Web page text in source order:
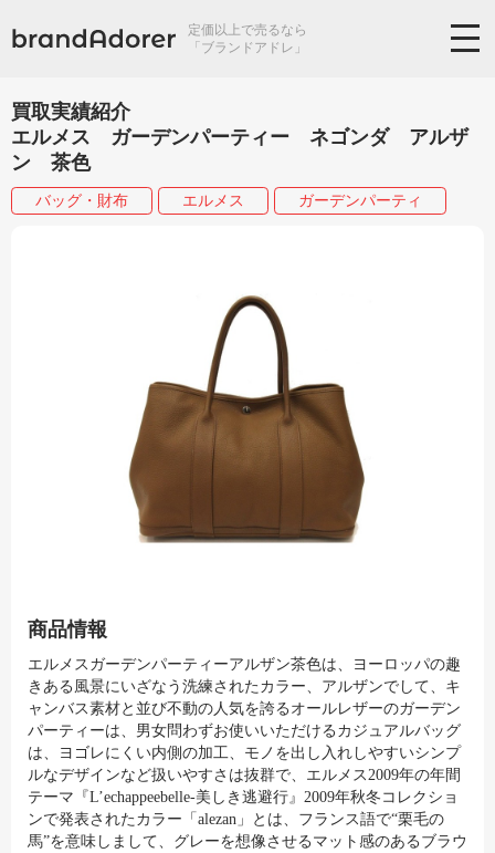
定価以上で売るなら
「ブランドアドレ」
買取実績紹介
エルメス ガーデンパーティー ネゴンダ アルザ
ン 茶色
バッグ・財布 エルメス ガーデンパーティ
商品情報
エルメスガーデンパーティーアルザン茶色は、ヨーロッパの趣
きある風景にいざなう洗練されたカラー、アルザンでして、キ
ャンバス素材と並び不動の人気を誇るオールレザーのガーデン
パーティーは、男女問わずお使いいただけるカジュアルバッグ
は、ヨゴレにくい内側の加工、モノを出し入れしやすいシンプ
ルなデザインなど扱いやすさは抜群で、エルメス2009年の年間
テーマ『L’echappeebelle-美しき逃避行』2009年秋冬コレクショ
ンで発表されたカラー「alezan」とは、フランス語で“栗毛の
馬”を意味しまして、グレーを想像させるマット感のあるブラウ